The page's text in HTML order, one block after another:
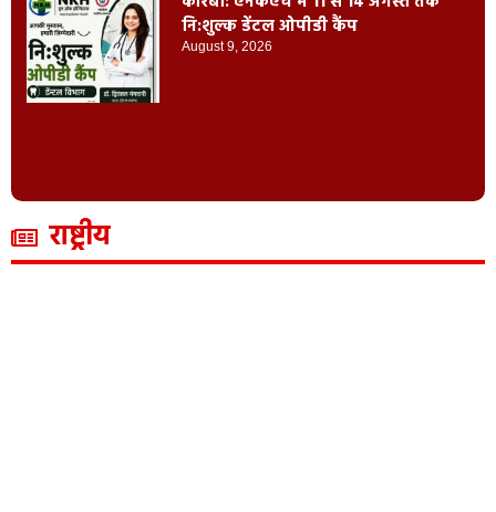
नि:शुल्क डेंटल ओपीडी कैंप
August 9, 2026
राष्ट्रीय